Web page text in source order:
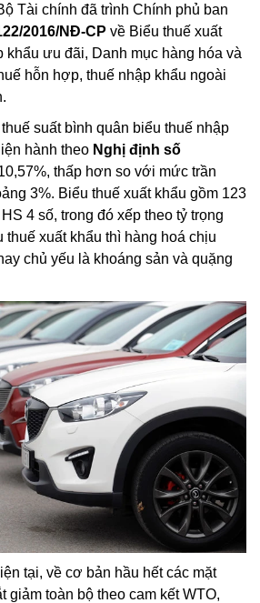
Tài chính đã trình Chính phủ ban
2016/NĐ-CP về Biểu thuế xuất
khẩu ưu đãi, Danh mục hàng hóa và
hỗn hợp, thuế nhập khẩu ngoài
suất bình quân biểu thuế nhập
hành theo Nghị định số
thấp hơn so với mức trần
3%. Biểu thuế xuất khẩu gồm 123
4 số, trong đó xếp theo tỷ trọng
thuế xuất khẩu thì hàng hoá chịu
chủ yếu là khoáng sản và quặng
tại, về cơ bản hầu hết các mặt
giảm toàn bộ theo cam kết WTO,